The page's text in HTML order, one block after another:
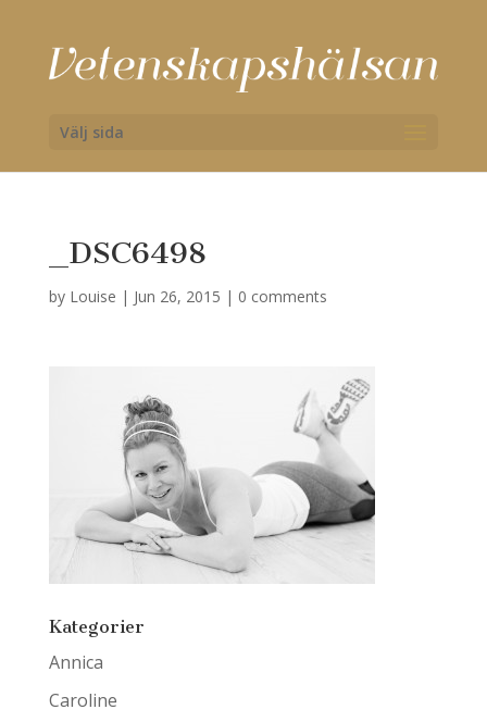
Välj sida
_DSC6498
by Louise | Jun 26, 2015 | 0 comments
Kategorier
Annica
Caroline